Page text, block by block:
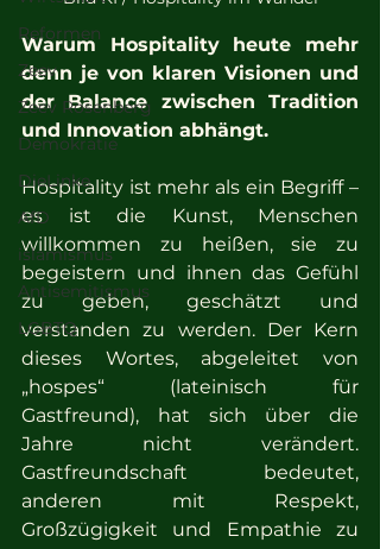
Reformen
Zeev
Zeev Rosenberg
Demokratie
DieLinke
AfD
islamismus
Antisemitismus
LGBTQ
Warum Hospitality heute mehr
denn je von klaren Visionen und
der Balance zwischen Tradition
und Innovation abhängt.
Hospitality ist mehr als ein Begriff –
es ist die Kunst, Menschen
willkommen zu heißen, sie zu
begeistern und ihnen das Gefühl
zu geben, geschätzt und
verstanden zu werden. Der Kern
dieses Wortes, abgeleitet von
„hospes“ (lateinisch für
Gastfreund), hat sich über die
Jahre nicht verändert.
Gastfreundschaft bedeutet,
anderen mit Respekt,
Großzügigkeit und Empathie zu